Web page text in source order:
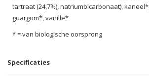
tartraat (24,7%), natriumbicarbonaat),
guargom*, vanille*
* = van biologische oorsprong
Specificaties